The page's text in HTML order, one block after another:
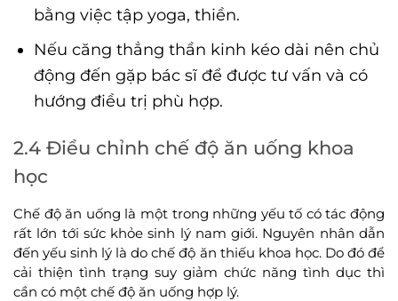
bằng việc tập yoga, thiền.
Nếu căng thẳng thần kinh kéo dài nên chủ
động đến gặp bác sĩ để được tư vấn và có
hướng điều trị phù hợp.
2.4 Điều chỉnh chế độ ăn uống khoa
học
Chế độ ăn uống là một trong những yếu tố có tác động
rất lớn tới sức khỏe sinh lý nam giới. Nguyên nhân dẫn
đến yếu sinh lý là do chế độ ăn thiếu khoa học. Do đó để
cải thiện tình trạng suy giảm chức năng tình dục thì
cần có một chế độ ăn uống hợp lý.